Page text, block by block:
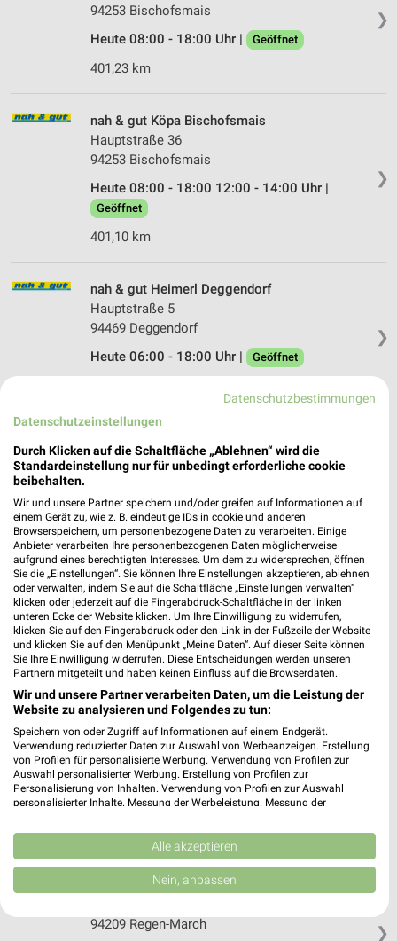
❯
94253 Bischofsmais
Heute 08:00 - 18:00 Uhr |
Geöffnet
401,23 km
❯
nah & gut Köpa Bischofsmais
Hauptstraße 36
94253 Bischofsmais
Heute 08:00 - 18:00 12:00 - 14:00 Uhr |
Geöffnet
401,10 km
❯
nah & gut Heimerl Deggendorf
Hauptstraße 5
94469 Deggendorf
Heute 06:00 - 18:00 Uhr |
Geöffnet
Sägmühlstraße 2
94250 Achslach
Heute 06:00 - 17:30 Uhr | Geöffnet
395,94 km
nah & gut Gilch Aschenau
Hauptstraße 33 C 7
94560 Aschenau
Heute 06:30 - 18:00 Uhr | Geöffnet
nah & gut Kilger Ruhmannsfelden
Am Bahnhof 1 v 7
94239 Ruhmannsfelden
Heute 07:00 - 18:00 Uhr | Geöffnet
393,62 km
❯
nah & gut Treml Regen-March
94209 Regen-March
Datenschutzbestimmungen
Datenschutzeinstellungen
Durch Klicken auf die Schaltfläche „Ablehnen“ wird die
Standardeinstellung nur für unbedingt erforderliche cookie
beibehalten.
Wir und unsere Partner speichern und/oder greifen auf Informationen auf
einem Gerät zu, wie z. B. eindeutige IDs in cookie und anderen
Browserspeichern, um personenbezogene Daten zu verarbeiten. Einige
Anbieter verarbeiten Ihre personenbezogenen Daten möglicherweise
aufgrund eines berechtigten Interesses. Um dem zu widersprechen, öffnen
Sie die „Einstellungen“. Sie können Ihre Einstellungen akzeptieren, ablehnen
oder verwalten, indem Sie auf die Schaltfläche „Einstellungen verwalten“
klicken oder jederzeit auf die Fingerabdruck-Schaltfläche in der linken
unteren Ecke der Website klicken. Um Ihre Einwilligung zu widerrufen,
klicken Sie auf den Fingerabdruck oder den Link in der Fußzeile der Website
und klicken Sie auf den Menüpunkt „Meine Daten“. Auf dieser Seite können
Sie Ihre Einwilligung widerrufen. Diese Entscheidungen werden unseren
Partnern mitgeteilt und haben keinen Einfluss auf die Browserdaten.
Wir und unsere Partner verarbeiten Daten, um die Leistung der
Website zu analysieren und Folgendes zu tun:
Speichern von oder Zugriff auf Informationen auf einem Endgerät.
Verwendung reduzierter Daten zur Auswahl von Werbeanzeigen. Erstellung
von Profilen für personalisierte Werbung. Verwendung von Profilen zur
Auswahl personalisierter Werbung. Erstellung von Profilen zur
Personalisierung von Inhalten. Verwendung von Profilen zur Auswahl
personalisierter Inhalte. Messung der Werbeleistung. Messung der
Kombinationen von Daten aus verschiedenen Quellen. Entwicklung und
Verbesserung der Angebote. Verwendung reduzierter Daten zur Auswahl
von Inhalten.
Daten können außerhalb der Europäischen Union weitergegeben und in die
Website/App.
Alle akzeptieren
Nein, anpassen